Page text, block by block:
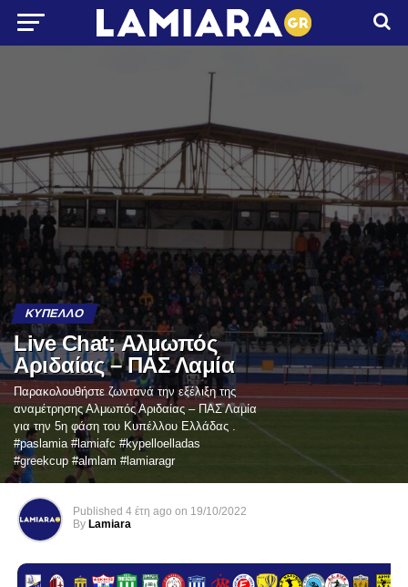
ΚΎΠΕΛΛΟ
Live Chat: Αλμωπός
Αριδαίας – ΠΑΣ Λαμία
Παρακολουθήστε ζωντανά την εξέλιξη της
αναμέτρησης Αλμωπός Αριδαίας – ΠΑΣ Λαμία
για την 5η φάση του Κυπέλλου Ελλάδας .
#paslamia #lamiafc #kypelloelladas
#greekcup #almlam #lamiaragr
Published 4 έτη ago on 19/10/2022
By Lamiara